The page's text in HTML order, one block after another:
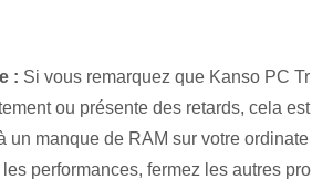
: Si vous remarquez que Kanso PC Tr
ou présente des retards, cela est
un manque de RAM sur votre ordinate
performances, fermez les autres pro